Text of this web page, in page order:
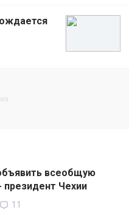
всеобщую
Чехии
11